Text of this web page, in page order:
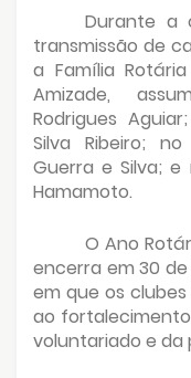
Durante a
transmissão de
a Família
Amizade,
Rodrigues
Silva Ribeiro;
Guerra e Silva; e
Hamamoto.
O Ano
encerra em 30
em que os
ao
voluntariado e da